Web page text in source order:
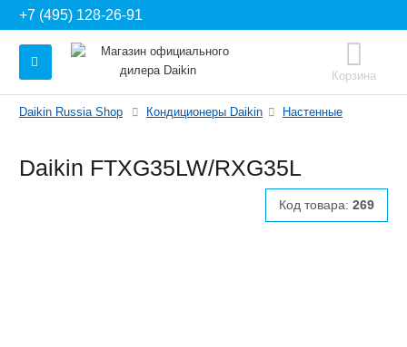
+7 (495) 128-26-91
Корзина
Daikin Russia Shop Кондиционеры Daikin Настенные
Daikin FTXG35LW/RXG35L
Код товара: 269